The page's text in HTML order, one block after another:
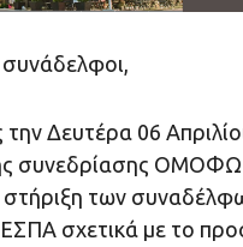
Δευτέρα 06
συνεδρίασης
των
σχετικά με το